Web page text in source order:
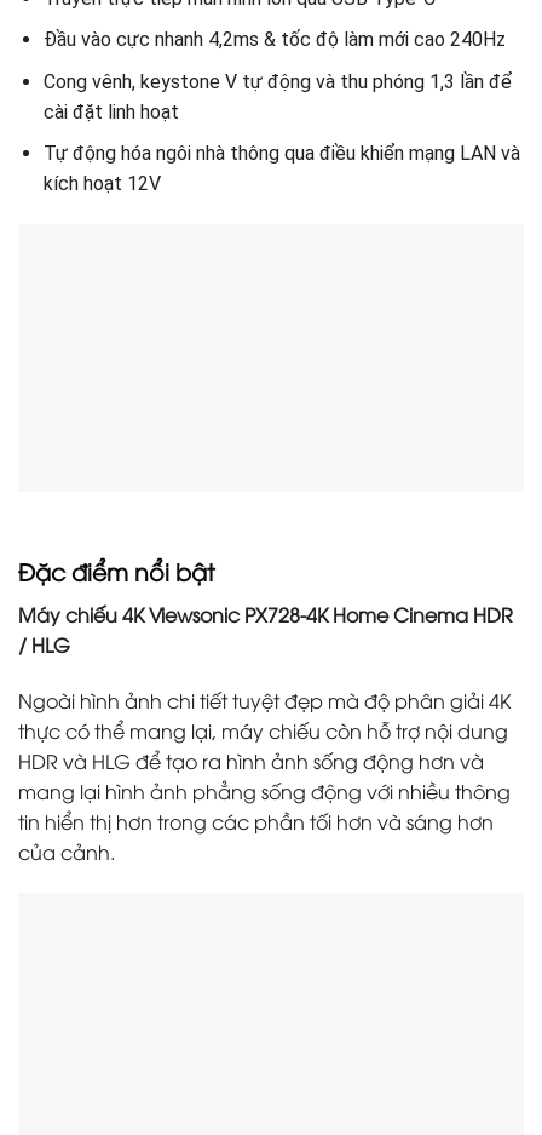
Đầu vào cực nhanh 4,2ms & tốc độ làm mới cao 240Hz
Cong vênh, keystone V tự động và thu phóng 1,3 lần để
cài đặt linh hoạt
Tự động hóa ngôi nhà thông qua điều khiển mạng LAN và
kích hoạt 12V
Đặc điểm nổi bật
Máy chiếu 4K Viewsonic PX728-4K Home Cinema HDR
/ HLG
Ngoài hình ảnh chi tiết tuyệt đẹp mà độ phân giải 4K
thực có thể mang lại, máy chiếu còn hỗ trợ nội dung
HDR và HLG để tạo ra hình ảnh sống động hơn và
mang lại hình ảnh phẳng sống động với nhiều thông
tin hiển thị hơn trong các phần tối hơn và sáng hơn
của cảnh.